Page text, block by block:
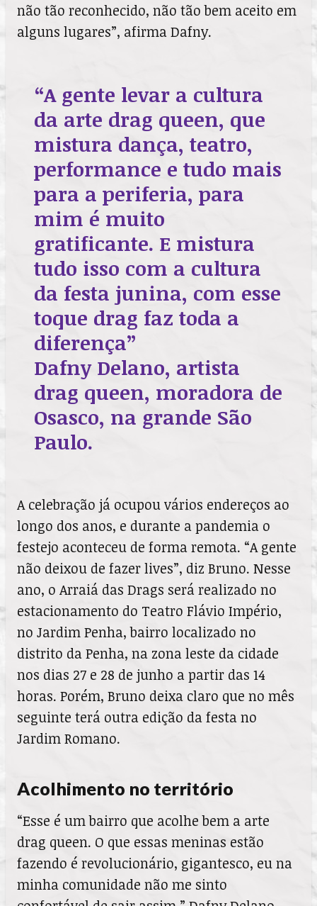
não tão reconhecido, não tão bem aceito em
alguns lugares”, afirma Dafny.
“A gente levar a cultura
da arte drag queen, que
mistura dança, teatro,
performance e tudo mais
para a periferia, para
mim é muito
gratificante. E mistura
tudo isso com a cultura
da festa junina, com esse
toque drag faz toda a
diferença”
Dafny Delano, artista
drag queen, moradora de
Osasco, na grande São
Paulo.
A celebração já ocupou vários endereços ao
longo dos anos, e durante a pandemia o
festejo aconteceu de forma remota. “A gente
não deixou de fazer lives”, diz Bruno. Nesse
ano, o Arraiá das Drags será realizado no
estacionamento do Teatro Flávio Império,
no Jardim Penha, bairro localizado no
distrito da Penha, na zona leste da cidade
nos dias 27 e 28 de junho a partir das 14
horas. Porém, Bruno deixa claro que no mês
seguinte terá outra edição da festa no
Jardim Romano.
Acolhimento no território
“Esse é um bairro que acolhe bem a arte
drag queen. O que essas meninas estão
fazendo é revolucionário, gigantesco, eu na
minha comunidade não me sinto